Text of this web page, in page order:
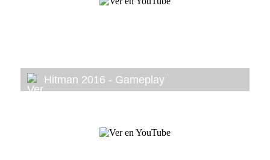
Hitman 2016 - Gameplay